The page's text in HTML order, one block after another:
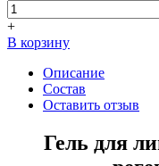
+
В корзину
Описание
Состав
Оставить отзыв
Гель для